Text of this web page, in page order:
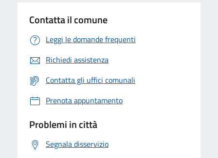
Contatta il comune
Leggi le domande frequenti
Richiedi assistenza
Contatta gli uffici comunali
Prenota appuntamento
Problemi in città
Segnala disservizio